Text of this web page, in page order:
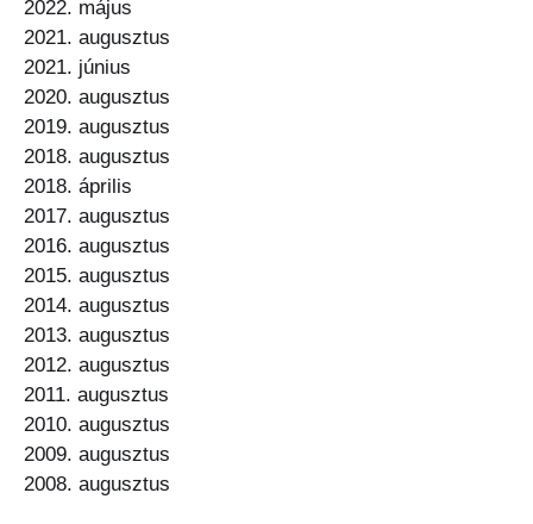
2022. május
2021. augusztus
2021. június
2020. augusztus
2019. augusztus
2018. augusztus
2018. április
2017. augusztus
2016. augusztus
2015. augusztus
2014. augusztus
2013. augusztus
2012. augusztus
2011. augusztus
2010. augusztus
2009. augusztus
2008. augusztus